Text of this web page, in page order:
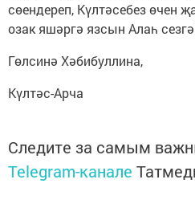
сөендереп, Күлтәсебез өчен
озак яшәргә язсын Алаһ
Гөлсинә Хәбибуллина,
Күлтәс-Арча
Следите за самым
Telegram-канале